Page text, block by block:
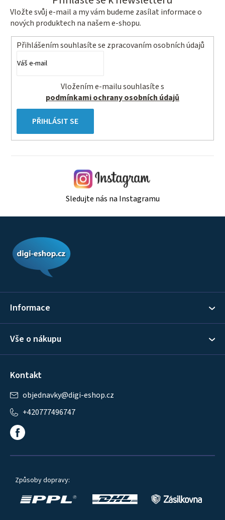
Vložte svůj e-mail a my vám budeme zasílat informace o
nových produktech na našem e-shopu.
Přihlášením souhlasíte se zpracovaním osobních údajů
podmínkami ochrany osobních údajů
PŘIHLÁSIT SE
Sledujte nás na Instagramu
Informace
Vše o nákupu
Kontakt
objednavky@digi-eshop.cz
+420777496747
Způsoby dopravy: